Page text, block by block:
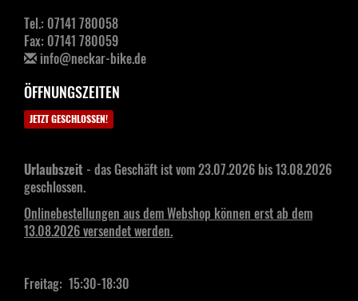
Tel.: 07141 780058
Fax: 07141 780059
info@neckar-bike.de
ÖFFNUNGSZEITEN
JETZT GESCHLOSSEN!
Urlaubszeit - das Geschäft ist vom 23.07.2026 bis 13.08.2026
geschlossen.
Onlinebestellungen aus dem Webshop können erst ab dem
13.08.2026 versendet werden.
Freitag: 15:30-18:30